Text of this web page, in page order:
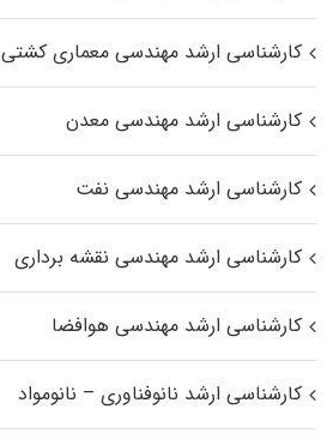
کارشناسی ارشد مهندسی معماری کشتی
کارشناسی ارشد مهندسی معدن
کارشناسی ارشد مهندسی نفت
کارشناسی ارشد مهندسی نقشه برداری
کارشناسی ارشد مهندسی هوافضا
کارشناسی ارشد نانوفناوری – نانومواد